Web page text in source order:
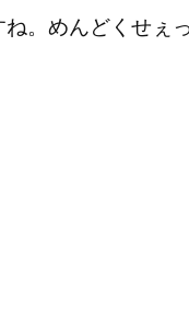
。めんどくせぇ